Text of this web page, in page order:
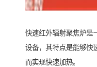
快速红外辐射聚焦炉是
设备，其特点是能够快
而实现快速加热。